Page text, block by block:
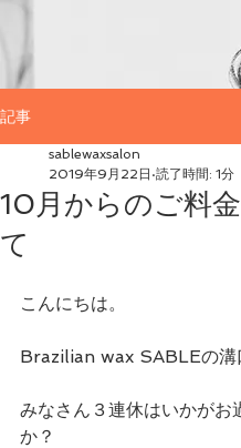
記事
10月からのご料
て
sablewaxsalon
2019年9月22日 読了時間: 1分
こんにちは。
Brazilian wax SABLEの溝
みなさん３連休はいかがお
か？